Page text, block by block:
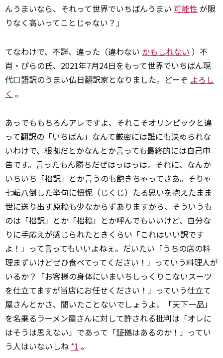
んうまいなら、それって世界でいちばんうまい 可能性が限
りなく高いってことじゃない？」
てなわけで、不詳、違った（違わない かもしれない ）不
肖・ぴらの氏、2021年7月24日をもって世界でいちばん現
代口語訳のうまい仏日翻訳家となりました。どーぞ よろし
く 。
あっでももちろんアレですよ、それこそオリンピックと違
って翻訳の「いちばん」なんて厳密には誰にも決められな
いわけで、根拠だとかなんとか言っても最終的には自己申
告です。言ったもん勝ちだぜはっはっは。それに、なんか
いちいち「拙訳」とか言うのも飽きちゃってさあ。そりゃ
七転八倒した挙句に忸怩（じくじ）たる思いを抱えたまま
世に送り出す原稿も少なからずありますから、そういうも
のは「拙訳」とか「拙稿」とか呼んでもいいけど、自分な
りに手応えが感じられたときくらい「これはいい訳です
よ！」って言ってもいいよねぇ。だいたい「うちの店の料
理まずいけどぜひ食べてってください！」っていう料理人が
いるか？「お客様の身体にいまいちしっくりこないスーツ
を仕立てますが当店にお任せください！」っていう仕立て
屋さんとかさ、聞いたことないでしょうよ。「天下一品」
を名乗るラーメン屋さんに対して許される批判は「オレに
はそうは思えない」であって「証拠はあるのか！」ってい
う人はいないしね *1 。